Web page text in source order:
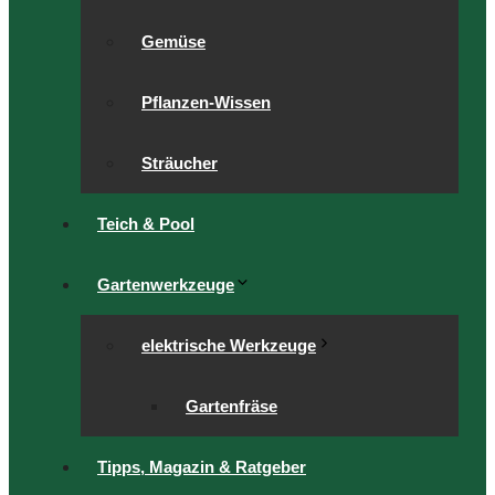
Gemüse
Pflanzen-Wissen
Sträucher
Teich & Pool
Gartenwerkzeuge
elektrische Werkzeuge
Gartenfräse
Tipps, Magazin & Ratgeber